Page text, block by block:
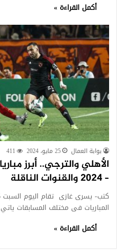
أكمل القراءة »
بوابة العمال 25 مايو، 2024 411
– 2024 والقنوات الناقلة
المباريات فى مختلف المسابقات
أكمل القراءة »